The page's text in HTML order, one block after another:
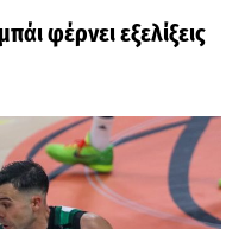
φέρνει εξελίξεις